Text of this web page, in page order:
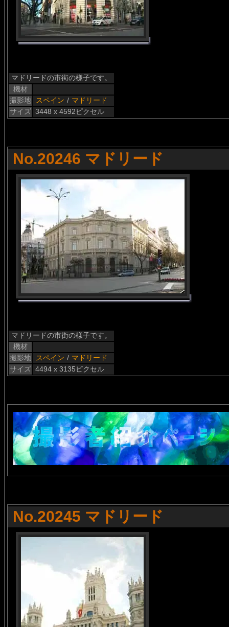
マドリードの市街の様子です。
機材
撮影地
スペイン / マドリード
サイズ 3448 x 4592ピクセル
No.20246 マドリード
マドリードの市街の様子です。
機材
撮影地
スペイン / マドリード
サイズ 4494 x 3135ピクセル
No.20245 マドリード